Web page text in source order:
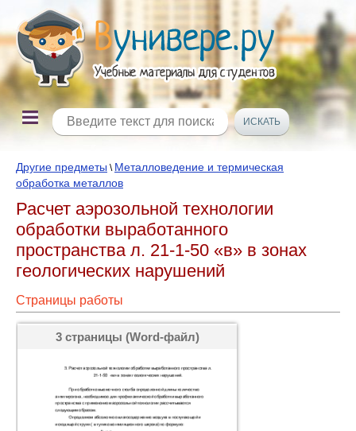
Другие предметы \ Металловедение и термическая
обработка металлов
Расчет аэрозольной технологии
обработки выработанного
пространства л. 21-1-50 «в» в зонах
геологических нарушений
Страницы работы
3 страницы (Word-файл)